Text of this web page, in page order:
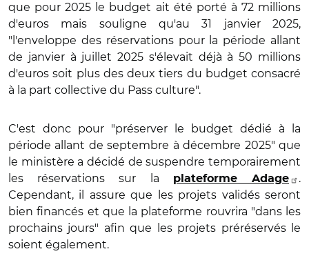
que pour 2025 le budget ait été porté à 72 millions
d'euros mais souligne qu'au 31 janvier 2025,
"l'enveloppe des réservations pour la période allant
de janvier à juillet 2025 s'élevait déjà à 50 millions
d'euros soit plus des deux tiers du budget consacré
à la part collective du Pass culture".
C'est donc pour "préserver le budget dédié à la
période allant de septembre à décembre 2025" que
le ministère a décidé de suspendre temporairement
les réservations sur la
plateforme Adage
.
Cependant, il assure que les projets validés seront
bien financés et que la plateforme rouvrira "dans les
prochains jours" afin que les projets préréservés le
soient également.